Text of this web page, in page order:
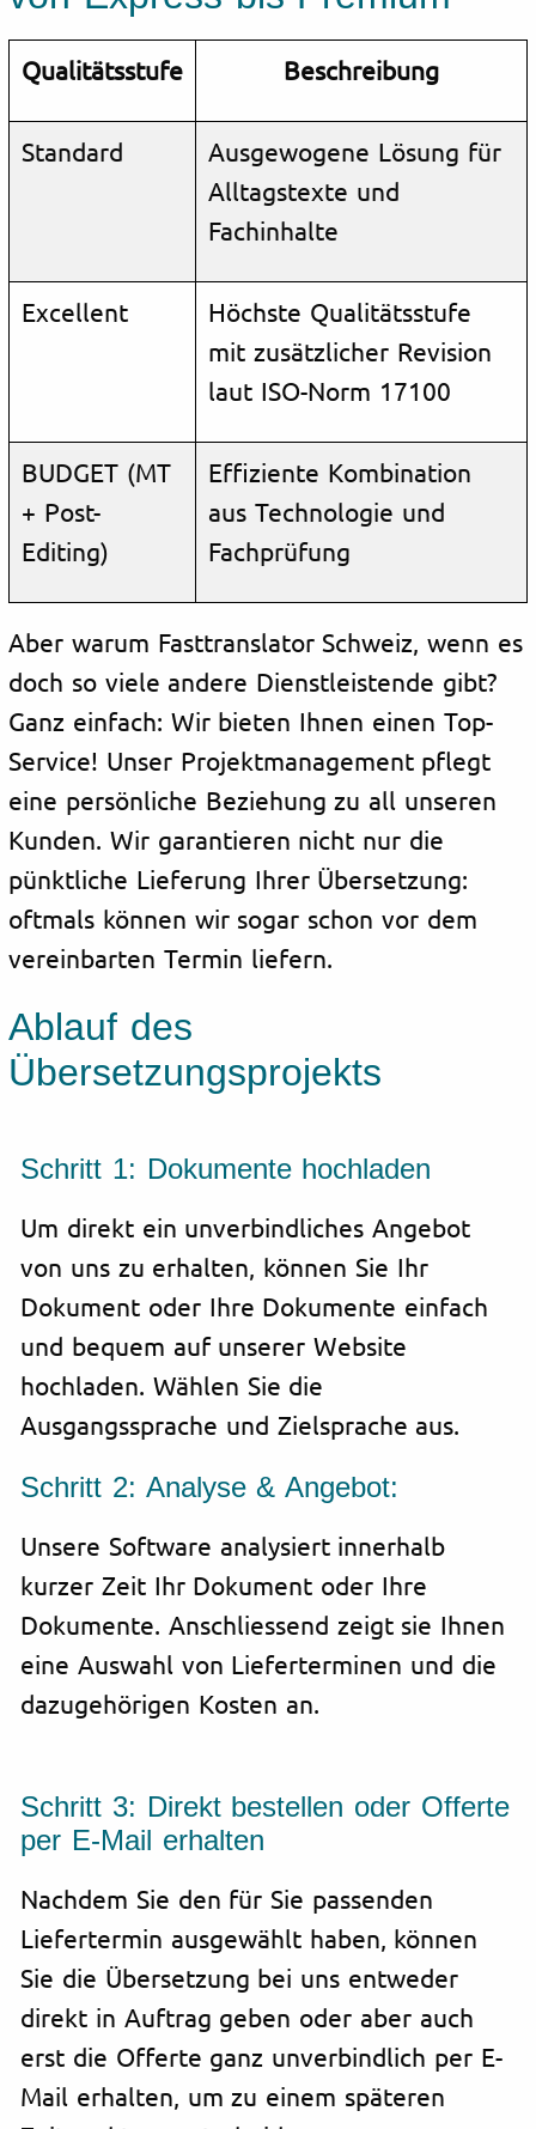
Qualitätsstufe Beschreibung
Standard
Ausgewogene Lösung für
Alltagstexte und
Fachinhalte
Excellent
Höchste Qualitätsstufe
mit zusätzlicher Revision
laut ISO-Norm 17100
BUDGET (MT
+ Post-
Editing)
Effiziente Kombination
aus Technologie und
Fachprüfung
Aber warum Fasttranslator Schweiz, wenn es
doch so viele andere Dienstleistende gibt?
Ganz einfach: Wir bieten Ihnen einen Top-
Service! Unser Projektmanagement pflegt
eine persönliche Beziehung zu all unseren
Kunden. Wir garantieren nicht nur die
pünktliche Lieferung Ihrer Übersetzung:
oftmals können wir sogar schon vor dem
vereinbarten Termin liefern.
Ablauf des
Übersetzungsprojekts
Schritt 1: Dokumente hochladen
Um direkt ein unverbindliches Angebot
von uns zu erhalten, können Sie Ihr
Dokument oder Ihre Dokumente einfach
und bequem auf unserer Website
hochladen. Wählen Sie die
Ausgangssprache und Zielsprache aus.
Schritt 2: Analyse & Angebot:
Unsere Software analysiert innerhalb
kurzer Zeit Ihr Dokument oder Ihre
Dokumente. Anschliessend zeigt sie Ihnen
eine Auswahl von Lieferterminen und die
dazugehörigen Kosten an.
Schritt 3: Direkt bestellen oder Offerte
per E-Mail erhalten
Nachdem Sie den für Sie passenden
Liefertermin ausgewählt haben, können
Sie die Übersetzung bei uns entweder
direkt in Auftrag geben oder aber auch
erst die Offerte ganz unverbindlich per E-
Mail erhalten, um zu einem späteren